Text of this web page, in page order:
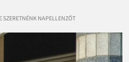
SZERETNÉNK NAPELLENZŐT